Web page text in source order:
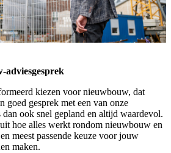
kiezen voor nieuwbouw, dat
gesprek met een van onze
ook snel gepland en altijd waardevol.
hoe alles werkt rondom nieuwbouw en
meest passende keuze voor jouw
maken.